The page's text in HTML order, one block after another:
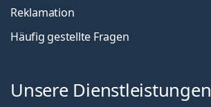
Reklamation
Häufig gestellte Fragen
Unsere Dienstleistungen